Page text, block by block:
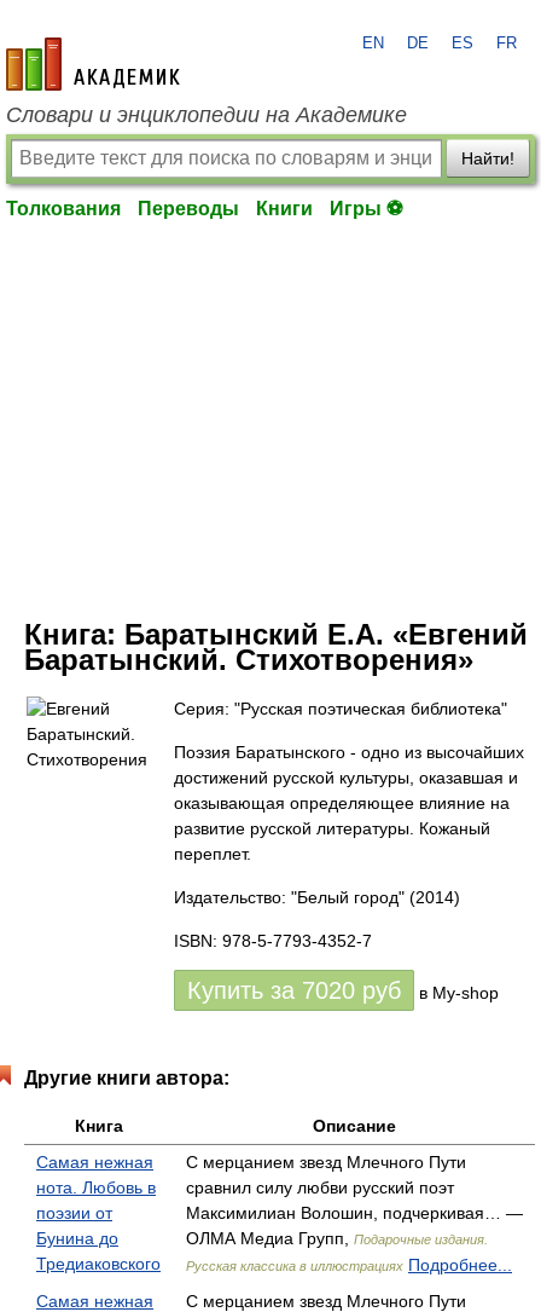
academic.ru
EN DE ES FR
Словари и энциклопедии на Академике
Найти!
Толкования Переводы Книги Игры ⚽
Книга: Баратынский Е.А. «Евгений
Баратынский. Стихотворения»
Серия: "Русская поэтическая библиотека"
Поэзия Баратынского - одно из высочайших
достижений русской культуры, оказавшая и
оказывающая определяющее влияние на
развитие русской литературы. Кожаный
переплет.
Издательство: "Белый город" (2014)
ISBN: 978-5-7793-4352-7
Купить за 7020 руб в My-shop
Другие книги автора:
Книга
Описание
Самая нежная
нота. Любовь в
поэзии от
Бунина до
Тредиаковского
С мерцанием звезд Млечного Пути
сравнил силу любви русский поэт
Максимилиан Волошин, подчеркивая… —
ОЛМА Медиа Групп,
Подарочные издания.
Русская классика в иллюстрациях Подробнее...
Самая нежная
С мерцанием звезд Млечного Пути